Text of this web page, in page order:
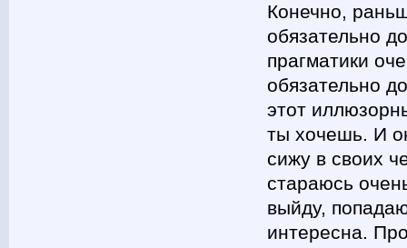
Конечно,
обязательно
прагматики
обязательно
этот
ты хочешь. И
сижу в своих
стараюсь
выйду,
интересна.